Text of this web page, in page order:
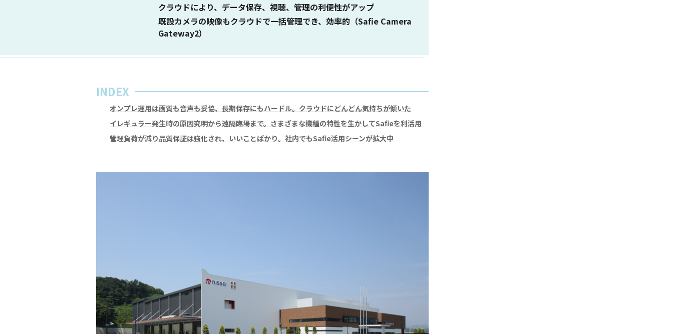
クラウドにより、データ保存、視聴、管理の利便性がアップ
既設カメラの映像もクラウドで一括管理でき、効率的（Safie Camera
Gateway2）
INDEX
オンプレ運用は画質も音声も妥協、長期保存にもハードル。クラウドにどんどん気持ちが傾いた
イレギュラー発生時の原因究明から遠隔臨場まで。さまざまな機種の特性を生かしてSafieを利活用
管理負荷が減り品質保証は強化され、いいことばかり。社内でもSafie活用シーンが拡大中